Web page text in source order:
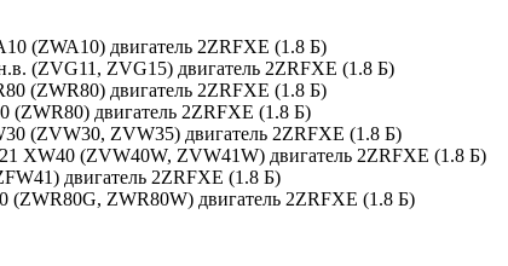
(ZWA10) двигатель 2ZRFXE (1.8 Б)
(ZVG11, ZVG15) двигатель 2ZRFXE (1.8 Б)
(ZWR80) двигатель 2ZRFXE (1.8 Б)
(ZWR80) двигатель 2ZRFXE (1.8 Б)
(ZVW30, ZVW35) двигатель 2ZRFXE (1.8 Б)
XW40 (ZVW40W, ZVW41W) двигатель 2ZRFXE (1.8 Б)
двигатель 2ZRFXE (1.8 Б)
(ZWR80G, ZWR80W) двигатель 2ZRFXE (1.8 Б)